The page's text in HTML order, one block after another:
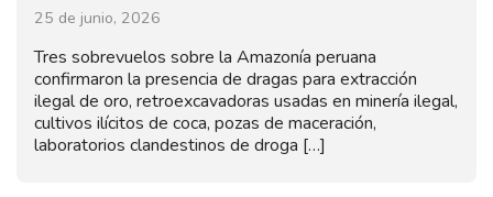
25 de junio, 2026
Tres sobrevuelos sobre la Amazonía peruana
confirmaron la presencia de dragas para extracción
ilegal de oro, retroexcavadoras usadas en minería ilegal,
cultivos ilícitos de coca, pozas de maceración,
laboratorios clandestinos de droga […]